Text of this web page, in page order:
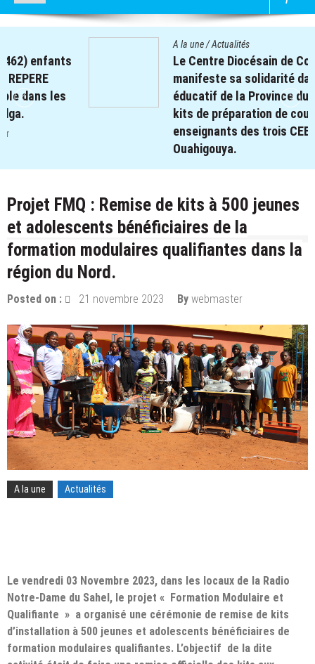
Le Centre Diocésain de Communication
manifeste sa solidarité dans le monde
éducatif de la Province du Yatenga : 100
kits de préparation de cours offerts aux
enseignants des trois CEB de
26 décembre 2025 parwebmaster
Projet FMQ : Remise de kits à 500 jeunes
et adolescents bénéficiaires de la
formation modulaires qualifiantes dans la
région du Nord.
Posted on : 21 novembre 2023 By webmaster
A la une Actualités
Le vendredi 03 Novembre 2023, dans les locaux de la Radio
Notre-Dame du Sahel, le projet « Formation Modulaire et
Qualifiante » a organisé une cérémonie de remise de kits
d’installation à 500 jeunes et adolescents bénéficiaires de
formation modulaires qualifiantes. L’objectif de la dite